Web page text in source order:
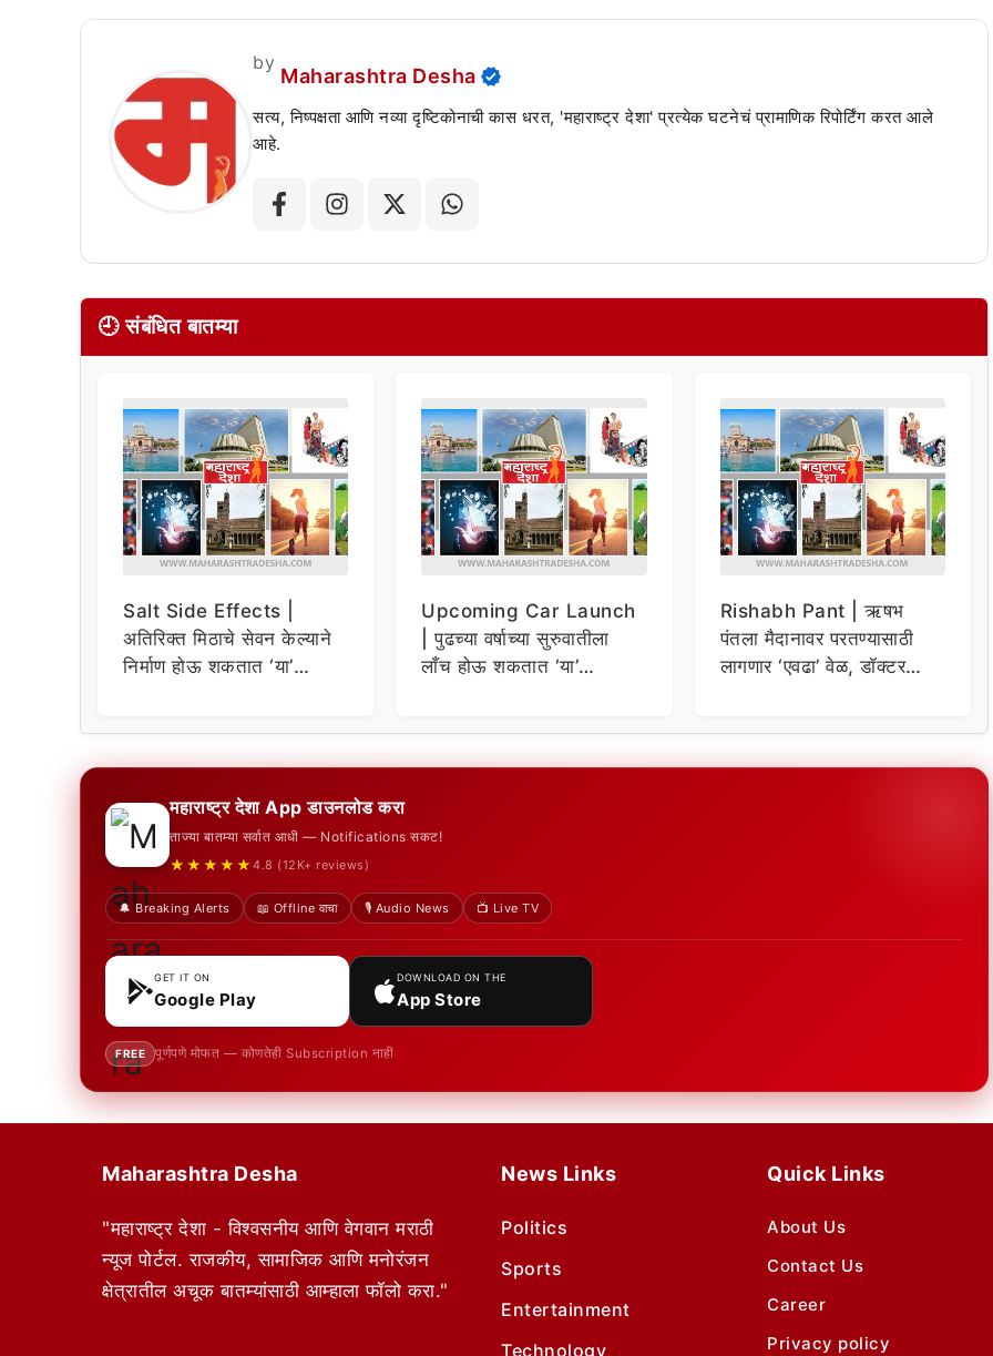
by
Maharashtra Desha
सत्य, निष्पक्षता आणि नव्या दृष्टिकोनाची कास धरत, 'महाराष्ट्र देशा' प्रत्येक घटनेचं प्रामाणिक रिपोर्टिंग करत आले
आहे.
🕘 संबंधित बातम्या
Salt Side Effects |
अतिरिक्त मिठाचे सेवन केल्याने
निर्माण होऊ शकतात ‘या’
Upcoming Car Launch
| पुढच्या वर्षाच्या सुरुवातीला
लाँच होऊ शकतात ‘या’
Rishabh Pant | ऋषभ
पंतला मैदानावर परतण्यासाठी
लागणार ‘एवढा’ वेळ, डॉक्टर
महाराष्ट्र देशा App डाउनलोड करा
ताज्या बातम्या सर्वात आधी — Notifications सकट!
★★★★★ 4.8 (12K+ reviews)
🔔 Breaking Alerts 📖 Offline वाचा 🎙️ Audio News 📺 Live TV
GET IT ON
Google Play
DOWNLOAD ON THE
App Store
FREE पूर्णपणे मोफत — कोणतेही Subscription नाही
Maharashtra Desha
"महाराष्ट्र देशा - विश्वसनीय आणि वेगवान मराठी
न्यूज पोर्टल. राजकीय, सामाजिक आणि मनोरंजन
क्षेत्रातील अचूक बातम्यांसाठी आम्हाला फॉलो करा."
News Links
Politics
Sports
Entertainment
Technology
Quick Links
About Us
Contact Us
Career
Privacy policy